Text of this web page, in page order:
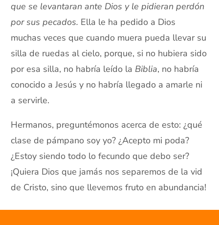
que se levantaran ante Dios y le pidieran perdón
por sus pecados. Ella le ha pedido a Dios
muchas veces que cuando muera pueda llevar su
silla de ruedas al cielo, porque, si no hubiera sido
por esa silla, no habría leído la Biblia, no habría
conocido a Jesús y no habría llegado a amarle ni
a servirle.
Hermanos, preguntémonos acerca de esto: ¿qué
clase de pámpano soy yo? ¿Acepto mi poda?
¿Estoy siendo todo lo fecundo que debo ser?
¡Quiera Dios que jamás nos separemos de la vid
de Cristo, sino que llevemos fruto en abundancia!